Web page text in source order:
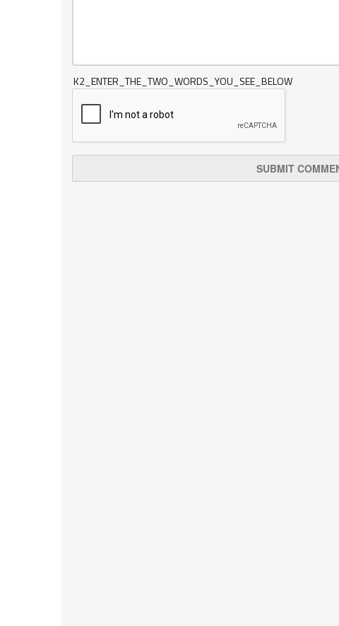
K2_ENTER_THE_TWO_WORDS_YOU_SEE_BELOW